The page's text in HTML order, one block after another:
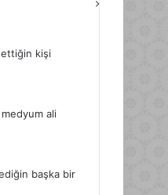
kişi
ali
başka bir